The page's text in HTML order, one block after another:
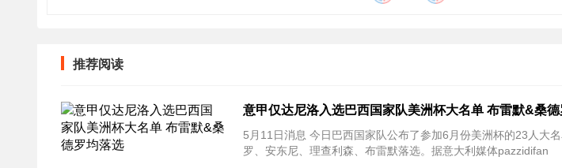
推荐阅读
意甲仅达尼洛入选巴西国家队美洲杯大名单 布雷默&桑
5月11日消息 今日巴西国家队公布了参加6月份美洲杯的23人大
罗、安东尼、理查利森、布雷默落选。据意大利媒体pazzidifan